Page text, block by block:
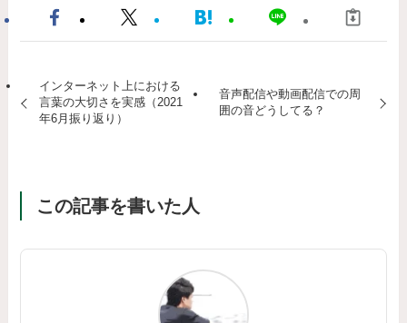
インターネット上における
言葉の大切さを実感（2021
年6月振り返り）
音声配信や動画配信での周
囲の音どうしてる？
この記事を書いた人